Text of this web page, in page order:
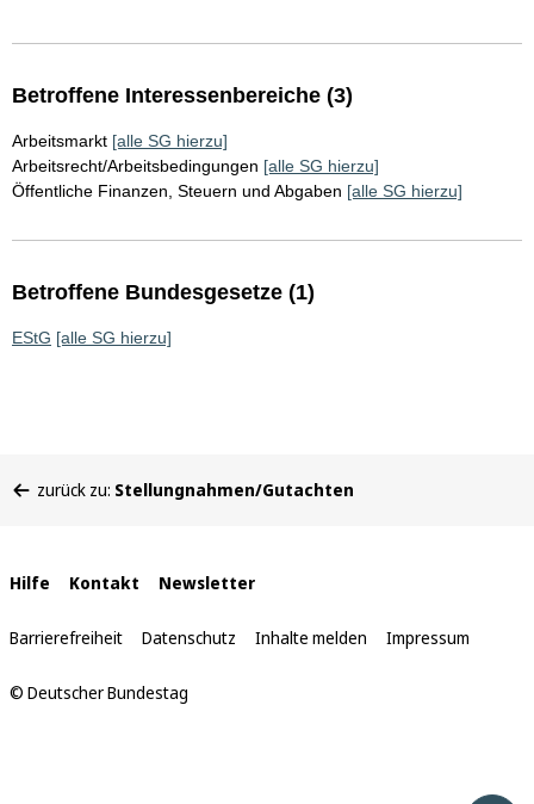
Betroffene Interessenbereiche (3)
Arbeitsmarkt [alle SG hierzu]
Arbeitsrecht/Arbeitsbedingungen [alle SG hierzu]
Öffentliche Finanzen, Steuern und Abgaben [alle SG hierzu]
Betroffene Bundesgesetze (1)
EStG [alle SG hierzu]
befinden
zurück zu: Stellungnahmen/Gutachten
Interne
Links
Hilfe Kontakt Newsletter
Barrierefreiheit Datenschutz Inhalte melden Impressum
© Deutscher Bundestag